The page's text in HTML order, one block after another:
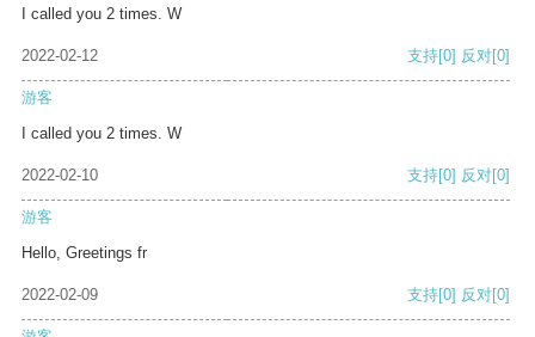
I called you 2 times. W
2022-02-12 支持[0] 反对[0]
游客
I called you 2 times. W
2022-02-10 支持[0] 反对[0]
游客
Hello, Greetings fr
2022-02-09 支持[0] 反对[0]